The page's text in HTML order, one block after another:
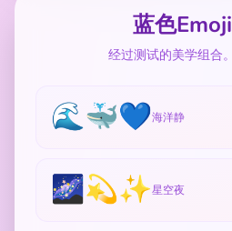
蓝色
经过测试的美学组合
🌊🐳💙海洋静
🌌💫✨星空夜